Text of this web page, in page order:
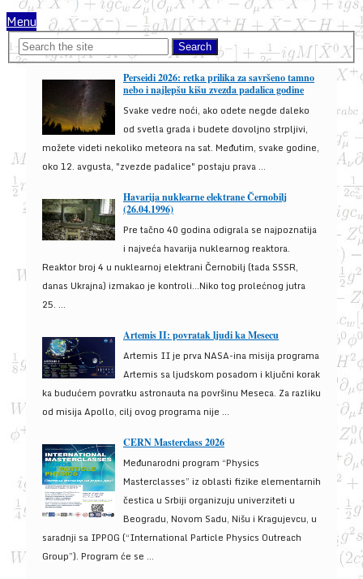
Menu
Perseidi 2026: retka prilika za savršeno tamno
nebo i najlepšu kišu zvezda padalica godine
Svake vedre noći, ako odete negde daleko
od svetla grada i budete dovoljno strpljivi,
možete videti nekoliko meteora na sat. Međutim, svake godine,
oko 12. avgusta, "zvezde padalice" postaju prava ...
Havarija nuklearne elektrane Černobilj
(26.04.1996)
Pre tačno 40 godina odigrala se najpoznatija
i najveća havarija nuklearnog reaktora.
Reaktor broj 4 u nuklearnoj elektrani Černobilj (tada SSSR,
danas Ukrajna) izmakao je kontroli...Niko tog prolećnog jutra
25. ...
Artemis II: povratak ljudi ka Mesecu
Artemis II je prva NASA-ina misija programa
Artemis sa ljudskom posadom i ključni korak
ka budućem povratku astronauta na površinu Meseca. Za razliku
od misija Apollo, cilj ovog programa nije ...
CERN Masterclass 2026
Međunarodni program “Physics
Masterclasses” iz oblasti fizike elementarnih
čestica u Srbiji organizuju univerziteti u
Beogradu, Novom Sadu, Nišu i Kragujevcu, u
saradnji sa IPPOG (“International Particle Physics Outreach
Group”). Program će se ...